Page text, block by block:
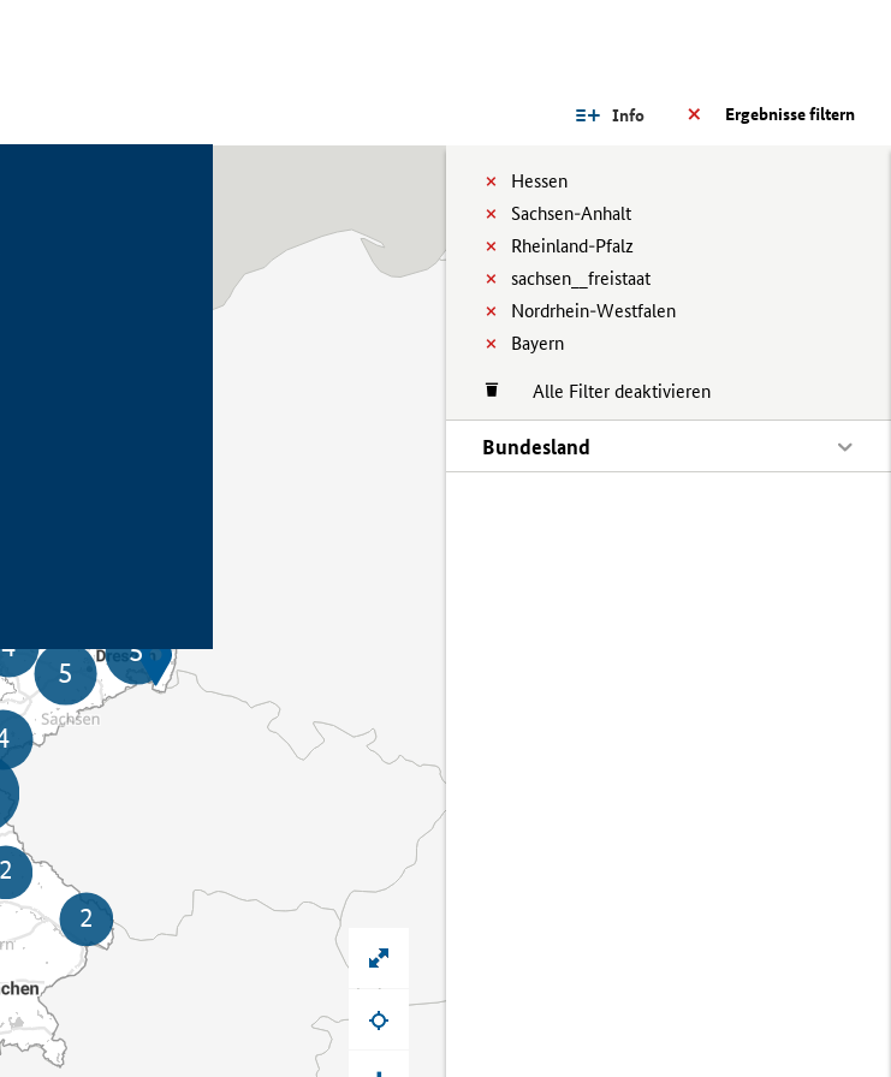
Ergebnisse filtern
Info
Hessen
Sachsen-Anhalt
Rheinland-Pfalz
sachsen__freistaat
Nordrhein-Westfalen
Bayern
Alle Filter deaktivieren
Bundesland